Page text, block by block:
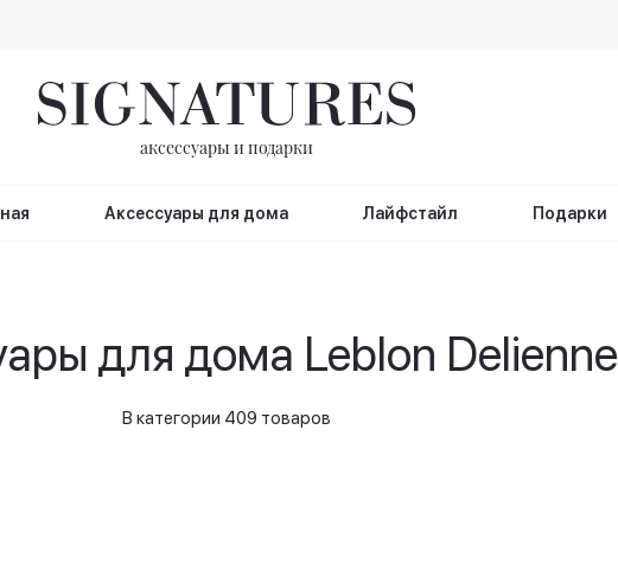
аксессуары и подарки
Аксессуары для дома Лайфстайл Подарки
для дома Leblon Delienne
В категории 409 товаров